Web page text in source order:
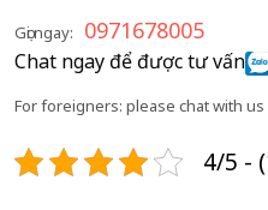
Gọi ngay: 0971678005
Chat ngay để được tư vấn
For foreigners: please chat with us
4/5 -